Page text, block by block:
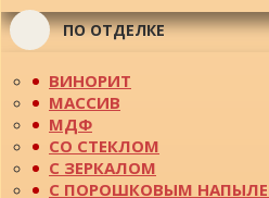
ПО ОТДЕЛКЕ
ВИНОРИТ
МАССИВ
МДФ
СО СТЕКЛОМ
С ЗЕРКАЛОМ
С ПОРОШКОВЫМ